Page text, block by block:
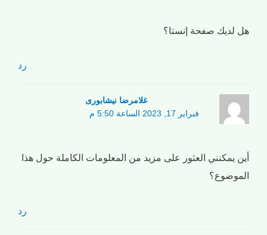
هل لديك صفحة إنستا؟
رد
غلامرضا نیشابوری
فبراير 17, 2023 الساعة 5:50 م
أين يمكنني العثور على مزيد من المعلومات الكاملة حول هذا
الموضوع؟
رد